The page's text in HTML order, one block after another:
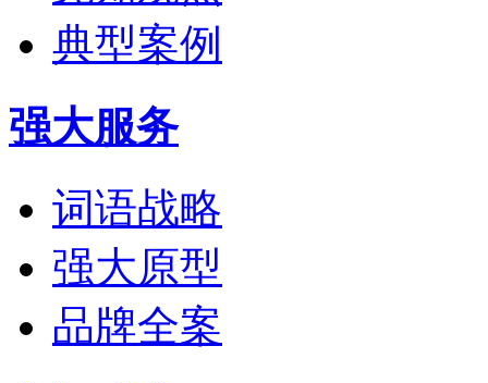
典型案例
强大服务
词语战略
强大原型
品牌全案